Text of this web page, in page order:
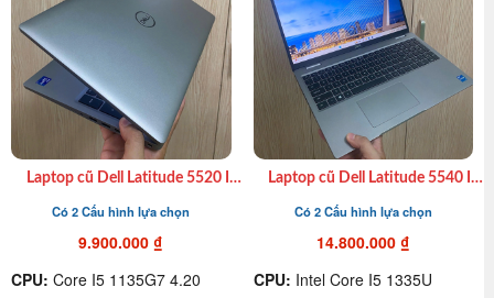
Laptop cũ Dell Latitude 5520 I7
512GB| 15.6″ FHD giá rẻ chất
lượng quận 4
Có 2 Cấu hình lựa chọn
9.900.000₫
CPU: Core I5 1135G7 4.20
Laptop cũ Dell Latitude 5540 I7
512GB| 15.6 inch FHD giá rẻ
Có 2 Cấu hình lựa chọn
14.800.000 ₫
CPU: Intel Core I5 1335U